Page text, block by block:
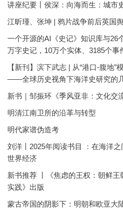
讲座纪要丨侯深：向海而生：城市
江昕瑾、张坤 | 鸦片战争前后英国
一个开源的AI《史记》知识库与26
万字史记，10万个实体、3185个
【新刊】滨下武志 | 从“港口-腹地”
——全球历史视角下海洋史研究的
新书｜邹振环《季风亚非：文化交
明清江南卫所的沿革与转型
明代家谱伪造考
刘洋丨2025年阅读书目 ：在海洋
世界经济
新书推荐 丨《焦虑的王权：朝鲜王
实践》出版
蒙古帝国的阴影下：明朝和欧亚大